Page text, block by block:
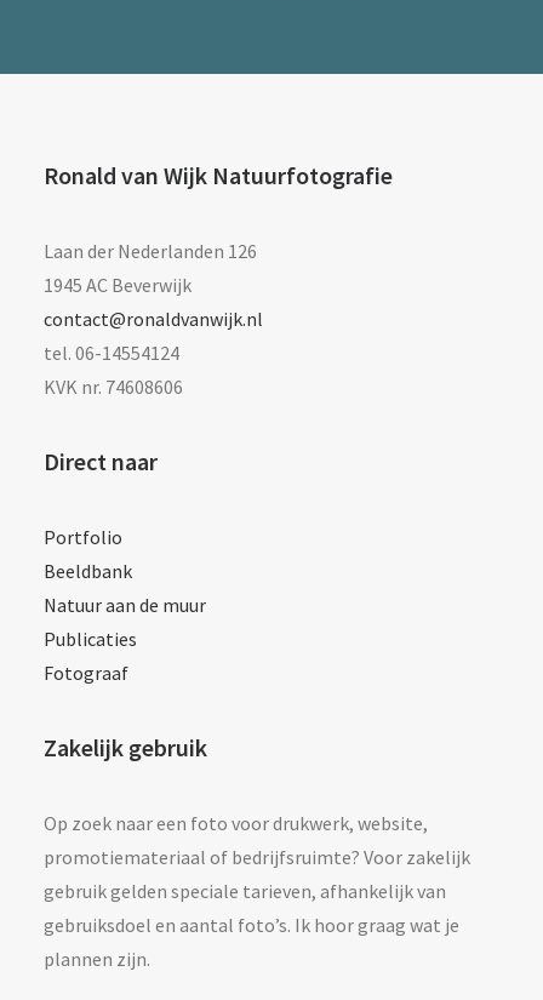
Ronald van Wijk Natuurfotografie
Laan der Nederlanden 126
1945 AC Beverwijk
contact@ronaldvanwijk.nl
tel. 06-14554124
KVK nr. 74608606
Direct naar
Portfolio
Beeldbank
Natuur aan de muur
Publicaties
Fotograaf
Zakelijk gebruik
Op zoek naar een foto voor drukwerk, website,
promotiemateriaal of bedrijfsruimte? Voor zakelijk
gebruik gelden speciale tarieven, afhankelijk van
gebruiksdoel en aantal foto’s. Ik hoor graag wat je
plannen zijn.